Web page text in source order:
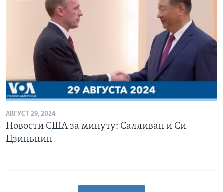
АВГУСТ 29, 2024
Новости США за минуту: Салливан и Си
Цзиньпин